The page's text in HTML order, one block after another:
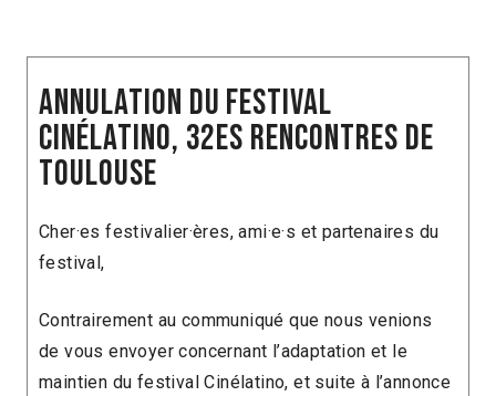
Annulation du festival
Cinélatino, 32es Rencontres de
Toulouse
Cher·es festivalier·ères, ami·e·s et partenaires du
festival,
Contrairement au communiqué que nous venions
de vous envoyer concernant l’adaptation et le
maintien du festival Cinélatino, et suite à l’annonce